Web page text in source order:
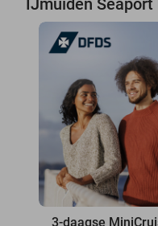
IJmuiden Seaport
3-daagse